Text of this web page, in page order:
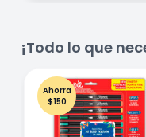
¡Todo lo que
Ahorra
$150